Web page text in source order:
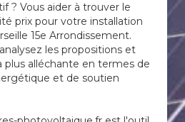
? Vous aider à trouver le
prix pour votre installation
15e Arrondissement.
les propositions et
plus alléchante en termes de
et de soutien